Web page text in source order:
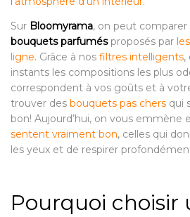
Sur Bloomyrama, on peut
bouquets parfumésproposés par
ligne. Grâce à nos filtres intelligents,
instants les compositions les plus
correspondent à vos goûts et à
trouver des bouquets pas chers qui
bon! Aujourd’hui, on vous emmène
sentent vraiment bon, celles qui
les yeux et de respirer
Pourquoi choisir